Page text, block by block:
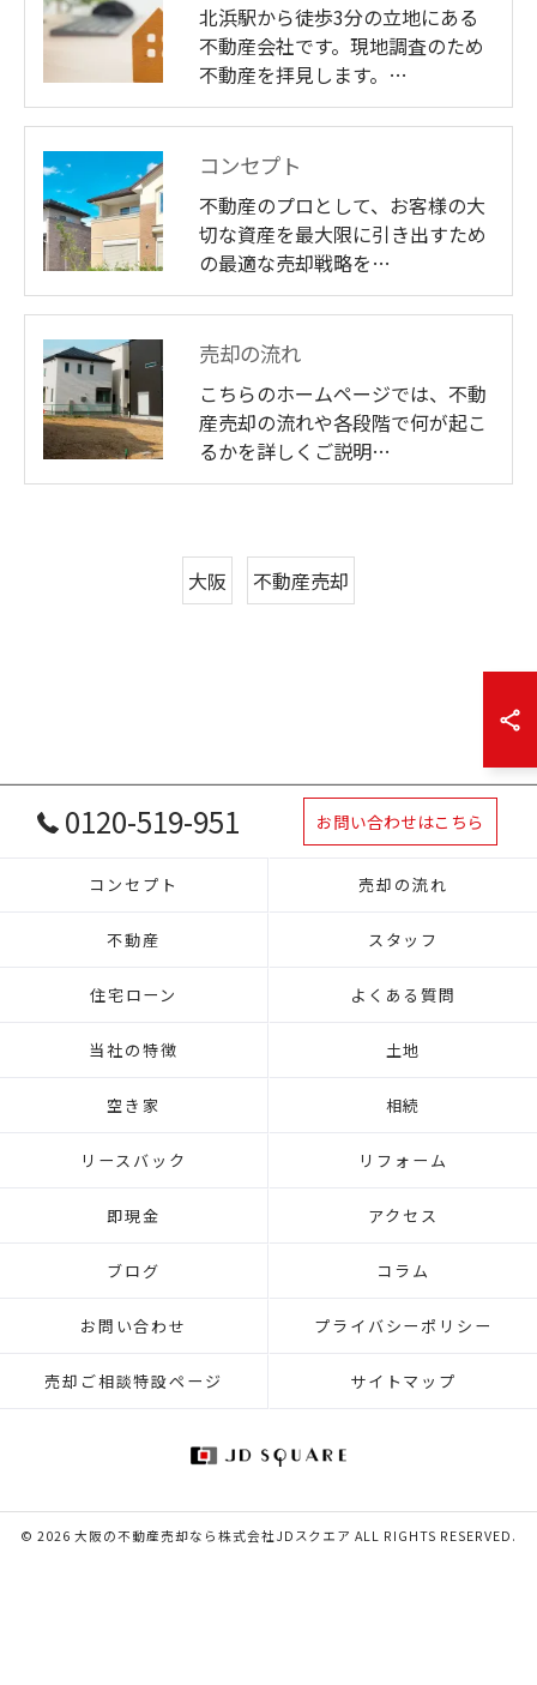
北浜駅から徒歩3分の立地にある
不動産会社です。現地調査のため
不動産を拝見します。…
コンセプト
不動産のプロとして、お客様の大
切な資産を最大限に引き出すため
の最適な売却戦略を…
売却の流れ
こちらのホームページでは、不動
産売却の流れや各段階で何が起こ
るかを詳しくご説明…
大阪 不動産売却
0120-519-951 お問い合わせはこちら
コンセプト 売却の流れ
不動産 スタッフ
住宅ローン よくある質問
当社の特徴 土地
空き家 相続
リースバック リフォーム
即現金 アクセス
ブログ コラム
お問い合わせ プライバシーポリシー
売却ご相談特設ページ サイトマップ
© 2026 大阪の不動産売却なら株式会社JDスクエア ALL RIGHTS RESERVED.